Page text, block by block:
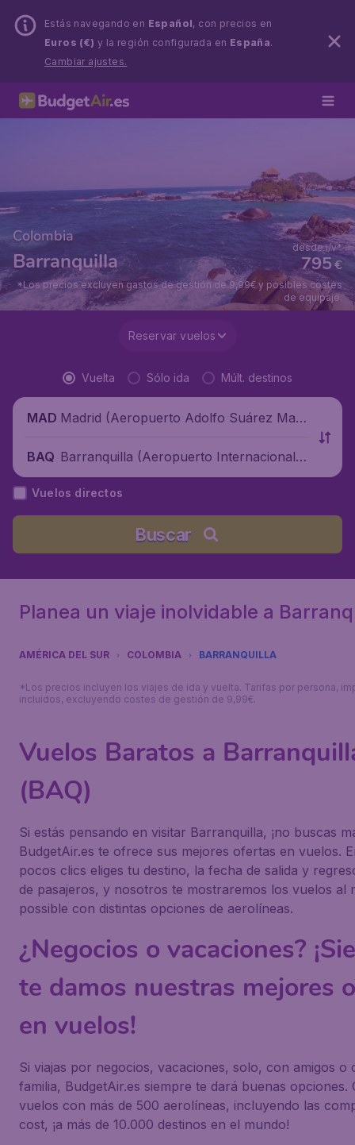
Estás navegando en Español, con precios en
Euros (€) y la región configurada en España.
Cambiar ajustes.
Colombia
Barranquilla €
795
desde i/v*
*Los precios excluyen gastos de gestión de 9,99€ y posibles costes
de equipaje.
Reservar vuelos
Vuelta Sólo ida Múlt. destinos
MAD Madrid (Aeropuerto Adolfo Suárez Madr
BAQ Barranquilla (Aeropuerto Internacional E
rnesto Cortissoz), Colombia
Vuelos directos
Buscar
Planea un viaje inolvidable a
AMÉRICA DEL SUR COLOMBIA BARRANQUILLA
*Los precios incluyen los viajes de ida y vuelta. Tarifas por persona,
incluidos, excluyendo costes de gestión de 9,99€.
Vuelos Baratos a
(BAQ)
Si estás pensando en visitar Barranquilla, ¡no buscas
BudgetAir.es te ofrece sus mejores ofertas en vuelos.
pocos clics eliges tu destino, la fecha de salida y
de pasajeros, y nosotros te mostraremos los vuelos al
possible con distintas opciones de aerolíneas.
¿Negocios o vacaciones?
te damos nuestras mejores
en vuelos!
Si viajas por negocios, vacaciones, solo, con amigos o
familia, BudgetAir.es siempre te dará buenas opciones.
vuelos con más de 500 aerolíneas, incluyendo las
cost, ¡a más de 10.000 destinos en el mundo!